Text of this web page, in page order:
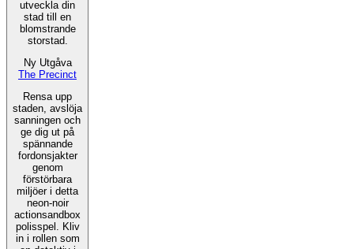
utveckla din
stad till en
blomstrande
storstad.
Ny Utgåva
The Precinct
Rensa upp
staden, avslöja
sanningen och
ge dig ut på
spännande
fordonsjakter
genom
förstörbara
miljöer i detta
neon-noir
actionsandbox
polisspel. Kliv
in i rollen som